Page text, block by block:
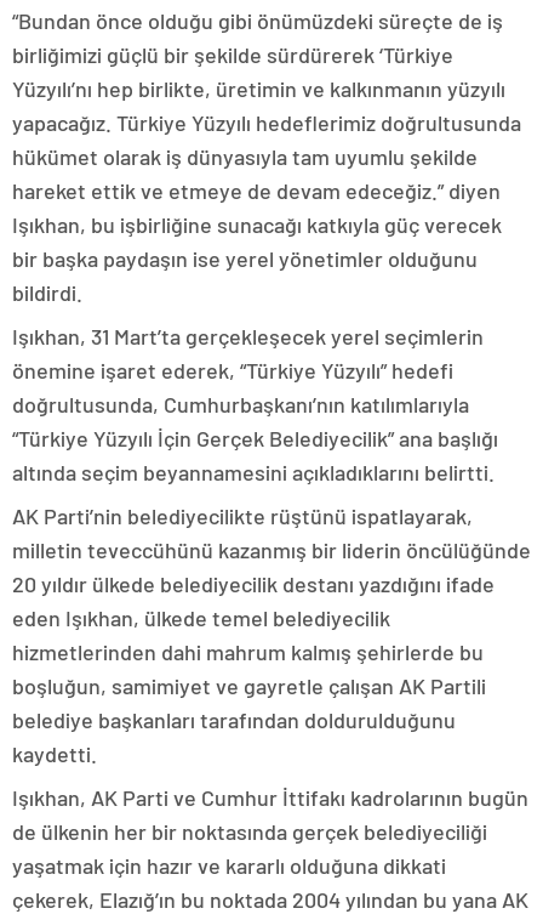
“Bundan önce olduğu gibi önümüzdeki süreçte de iş
birliğimizi güçlü bir şekilde sürdürerek ‘Türkiye
Yüzyılı’nı hep birlikte, üretimin ve kalkınmanın yüzyılı
yapacağız. Türkiye Yüzyılı hedeflerimiz doğrultusunda
hükümet olarak iş dünyasıyla tam uyumlu şekilde
hareket ettik ve etmeye de devam edeceğiz.” diyen
Işıkhan, bu işbirliğine sunacağı katkıyla güç verecek
bir başka paydaşın ise yerel yönetimler olduğunu
bildirdi.
Işıkhan, 31 Mart’ta gerçekleşecek yerel seçimlerin
önemine işaret ederek, “Türkiye Yüzyılı” hedefi
doğrultusunda, Cumhurbaşkanı’nın katılımlarıyla
“Türkiye Yüzyılı İçin Gerçek Belediyecilik” ana başlığı
altında seçim beyannamesini açıkladıklarını belirtti.
AK Parti’nin belediyecilikte rüştünü ispatlayarak,
milletin teveccühünü kazanmış bir liderin öncülüğünde
20 yıldır ülkede belediyecilik destanı yazdığını ifade
eden Işıkhan, ülkede temel belediyecilik
hizmetlerinden dahi mahrum kalmış şehirlerde bu
boşluğun, samimiyet ve gayretle çalışan AK Partili
belediye başkanları tarafından doldurulduğunu
kaydetti.
Işıkhan, AK Parti ve Cumhur İttifakı kadrolarının bugün
de ülkenin her bir noktasında gerçek belediyeciliği
yaşatmak için hazır ve kararlı olduğuna dikkati
çekerek, Elazığ’ın bu noktada 2004 yılından bu yana AK